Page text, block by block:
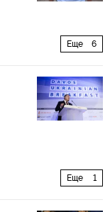
Еще 6
Еще 1